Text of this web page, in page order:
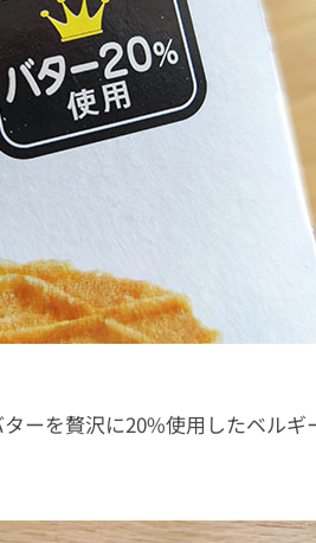
ーを贅沢に20%使用したベルギ